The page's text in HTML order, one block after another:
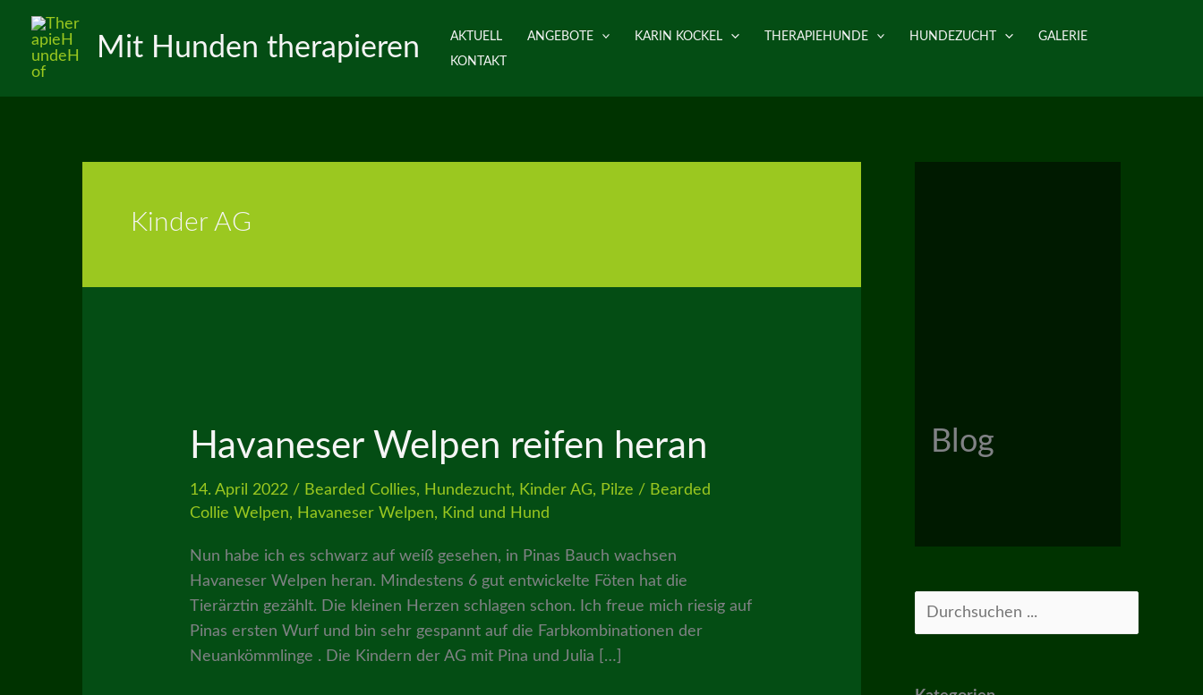
Inhalt
springen
Mit Hunden therapieren AKTUELL ANGEBOTE KARIN KOCKEL THERAPIEHUNDE HUNDEZUCHT
GALERIE
KONTAKT
Kinder AG
Havaneser Welpen reifen heran
14. April 2022 / Bearded Collies, Hundezucht, Kinder AG, Pilze / Bearded
Collie Welpen, Havaneser Welpen, Kind und Hund
Nun habe ich es schwarz auf weiß gesehen, in Pinas Bauch wachsen
Havaneser Welpen heran. Mindestens 6 gut entwickelte Föten hat die
Tierärztin gezählt. Die kleinen Herzen schlagen schon. Ich freue mich riesig auf
Pinas ersten Wurf und bin sehr gespannt auf die Farbkombinationen der
Neuankömmlinge . Die Kindern der AG mit Pina und Julia […]
Blog
Suchen